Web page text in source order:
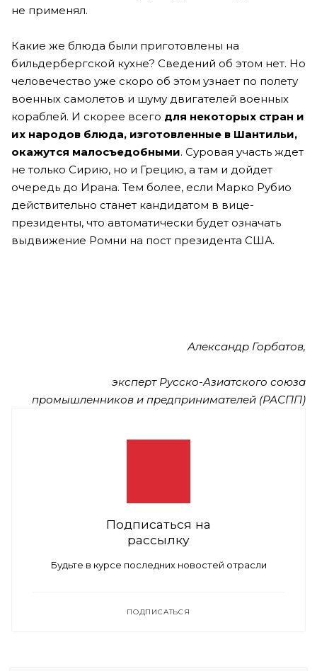
не применял.
Какие же блюда были приготовлены на
бильдербергской кухне? Сведений об этом нет. Но
человечество уже скоро об этом узнает по полету
военных самолетов и шуму двигателей военных
кораблей. И скорее всего для некоторых стран и
их народов блюда, изготовленные в Шантильи,
окажутся малосъедобными. Суровая участь ждет
не только Сирию, но и Грецию, а там и дойдет
очередь до Ирана. Тем более, если Марко Рубио
действительно станет кандидатом в вице-
президенты, что автоматически будет означать
выдвижение Ромни на пост президента США.
Александр Горбатов,
эксперт Русско-Азиатского союза
промышленников и предпринимателей (РАСПП)
Подписаться на
рассылку
Будьте в курсе последних новостей отрасли
ПОДПИСАТЬСЯ